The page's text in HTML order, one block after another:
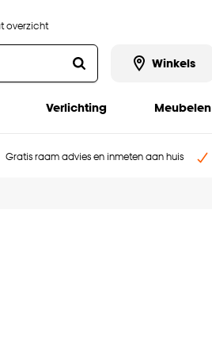
overzicht
Winkels
Verlichting Meubelen
Gratis raam advies en inmeten aan huis